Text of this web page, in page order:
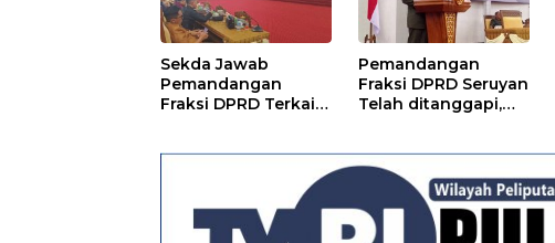
Sekda Jawab
Pemandangan
Fraksi DPRD Terkait
Pemandangan
Fraksi DPRD Seruyan
Telah ditanggapi,
Ditindaklanjuti